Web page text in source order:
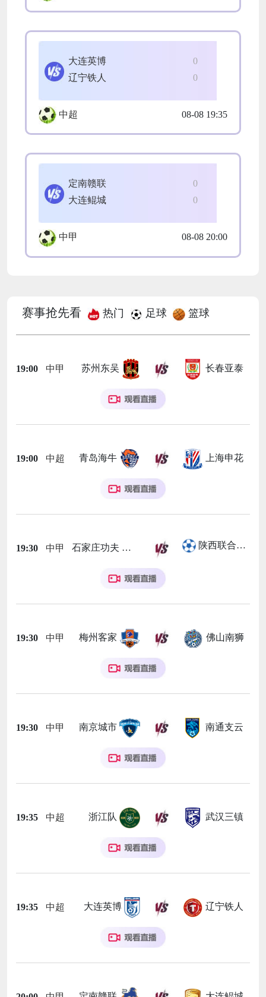
0
大连英博
0
辽宁铁人
中超 08-08 19:35
0
定南赣联
0
大连鲲城
中甲 08-08 20:00
赛事抢先看 热门 足球 篮球
19:00 中甲 苏州东吴 长春亚泰
19:00 中超 青岛海牛 上海申花
19:30 中甲 石家庄功夫 陕西联合月亮泊队
19:30 中甲 梅州客家 佛山南狮
19:30 中甲 南京城市 南通支云
19:35 中超 浙江队 武汉三镇
19:35 中超 大连英博 辽宁铁人